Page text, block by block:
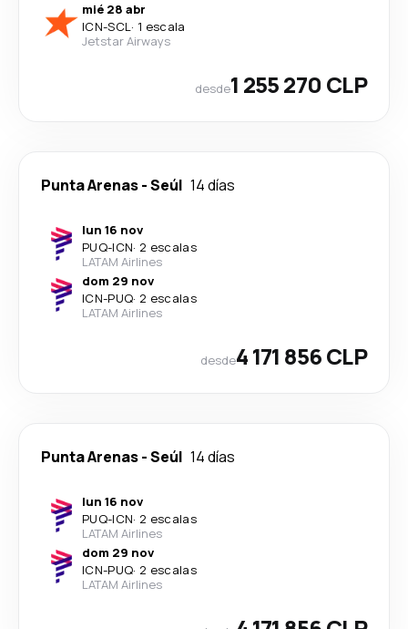
mié 28 abr
ICN-SCL· 1 escala
Jetstar Airways
desde1 255 270 CLP
Punta Arenas-Seúl 14 días
lun 16 nov
PUQ-ICN· 2 escalas
LATAM Airlines
dom 29 nov
ICN-PUQ· 2 escalas
LATAM Airlines
desde4 171 856 CLP
Punta Arenas-Seúl 14 días
lun 16 nov
PUQ-ICN· 2 escalas
LATAM Airlines
dom 29 nov
ICN-PUQ· 2 escalas
LATAM Airlines